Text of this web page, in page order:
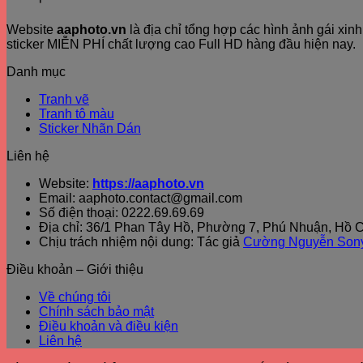
Website aaphoto.vn là địa chỉ tổng hợp các hình ảnh gái
sticker MIỄN PHÍ chất lượng cao Full HD hàng đầu hiện nay.
Danh mục
Tranh vẽ
Tranh tô màu
Sticker Nhãn Dán
Liên hệ
Website: https://aaphoto.vn
Email: aaphoto.contact@gmail.com
Số điện thoại: 0222.69.69.69
Địa chỉ: 36/1 Phan Tây Hồ, Phường 7, Phú Nhuận, Hồ
Chịu trách nhiệm nội dung: Tác giả Cường Nguyễn
Điều khoản – Giới thiệu
Về chúng tôi
Chính sách bảo mật
Điều khoản và điều kiện
Liên hệ